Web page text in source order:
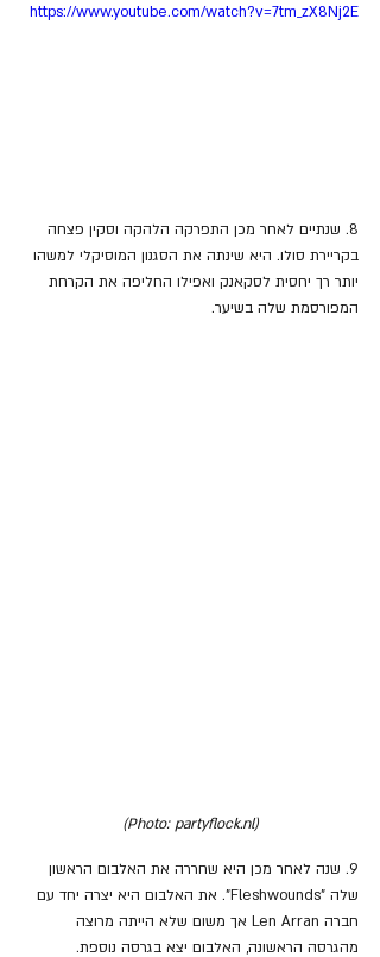
https://www.youtube.com/watch?v=7tm_zX8Nj2E
8. שנתיים לאחר מכן התפרקה הלהקה וסקין פצחה
בקריירת סולו. היא שינתה את הסגנון המוסיקלי למשהו
יותר רך יחסית לסקאנק ואפילו החליפה את הקרחת
המפורסמת שלה בשיער.
(Photo: partyflock.nl)
9. שנה לאחר מכן היא שחררה את האלבום הראשון
שלה "Fleshwounds". את האלבום היא יצרה יחד עם
חברה Len Arran אך משום שלא הייתה מרוצה
מהגרסה הראשונה, האלבום יצא בגרסה נוספת.